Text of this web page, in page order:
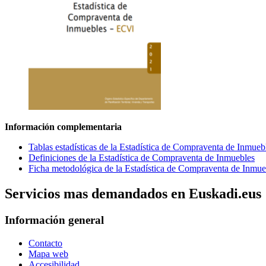
Información complementaria
Tablas estadísticas de la Estadística de Compraventa de
Definiciones de la Estadística de Compraventa de Inmuebles
Ficha metodológica de la Estadística de Compraventa de
Servicios mas demandados en Euskadi.eus
Información general
Contacto
Mapa web